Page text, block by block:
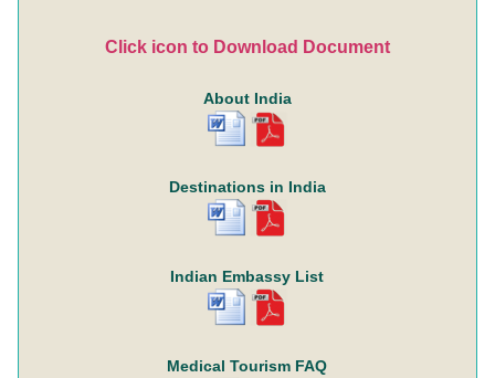
Click icon to Download Document
About India
Destinations in India
Indian Embassy List
Medical Tourism FAQ